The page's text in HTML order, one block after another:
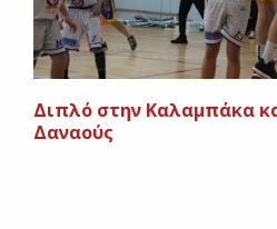
Διπλό στην Καλαμπάκα
Δαναούς